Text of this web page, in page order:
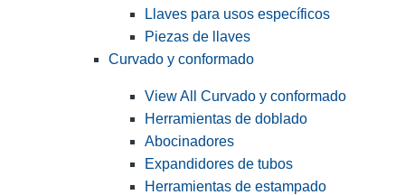
Llaves para usos específicos
Piezas de llaves
Curvado y conformado
View All Curvado y conformado
Herramientas de doblado
Abocinadores
Expandidores de tubos
Herramientas de estampado